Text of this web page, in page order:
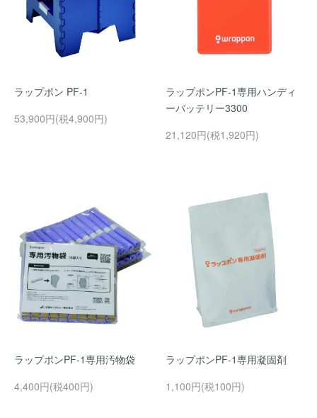
ラップポン PF-1
53,900円(税4,900円)
ラップポンPF-1専用ハンディ
ーバッテリー3300
21,120円(税1,920円)
ラップポンPF-1専用汚物袋
4,400円(税400円)
ラップポンPF-1専用凝固剤
1,100円(税100円)